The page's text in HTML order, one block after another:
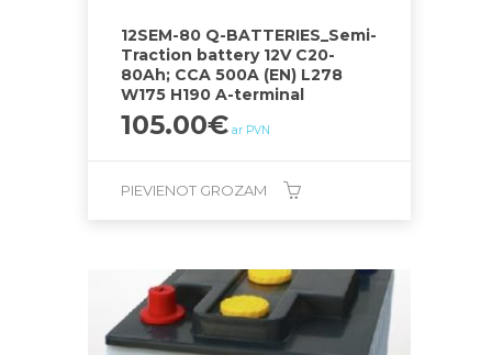
12SEM-80 Q-BATTERIES_Semi-
Traction battery 12V C20-
80Ah; CCA 500A (EN) L278
W175 H190 A-terminal
105.00€ ar PVN
PIEVIENOT GROZAM